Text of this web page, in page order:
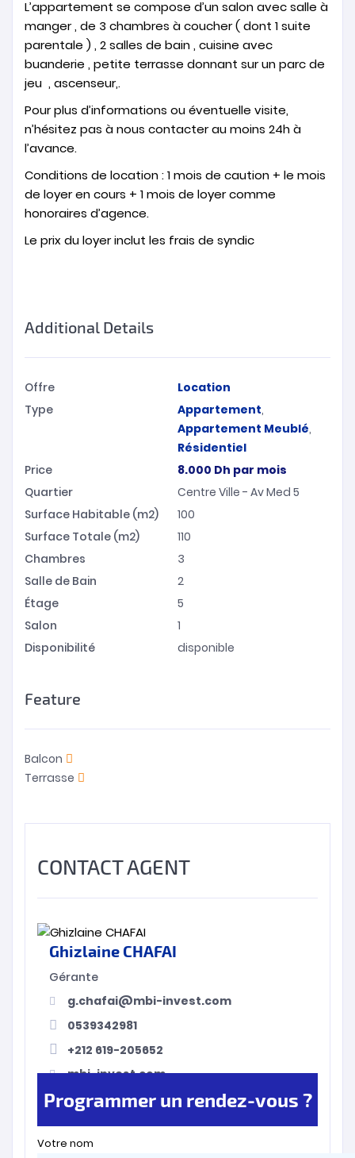
L’appartement se compose d’un salon avec salle à
manger , de 3 chambres à coucher ( dont 1 suite
parentale ) , 2 salles de bain , cuisine avec
buanderie , petite terrasse donnant sur un parc de
jeu , ascenseur,.
Pour plus d’informations ou éventuelle visite,
n’hésitez pas à nous contacter au moins 24h à
l’avance.
Conditions de location : 1 mois de caution + le mois
de loyer en cours + 1 mois de loyer comme
honoraires d’agence.
Le prix du loyer inclut les frais de syndic
Additional Details
Offre
Location
Type
Appartement,
Appartement Meublé,
Résidentiel
Price
8.000 Dh par mois
Quartier
Centre Ville - Av Med 5
Surface Habitable (m2)
100
Surface Totale (m2)
110
Chambres
3
Salle de Bain
2
Étage
5
Salon
1
Disponibilité
disponible
Feature
Balcon
Terrasse
CONTACT AGENT
Ghizlaine CHAFAI
Gérante
g.chafai@mbi-invest.com
0539342981
+212 619-205652
mbi-invest.com
Programmer un rendez-vous ?
Votre nom